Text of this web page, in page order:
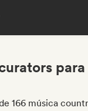
para
166 música